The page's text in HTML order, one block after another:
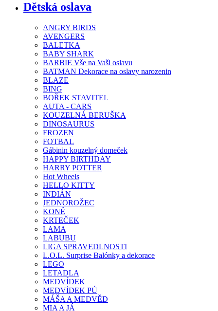
Dětská oslava
ANGRY BIRDS
AVENGERS
BALETKA
BABY SHARK
BARBIE Vše na Vaši oslavu
BATMAN Dekorace na oslavy narozenin
BLAZE
BING
BOŘEK STAVITEL
AUTA - CARS
KOUZELNÁ BERUŠKA
DINOSAURUS
FROZEN
FOTBAL
Gábinin kouzelný domeček
HAPPY BIRTHDAY
HARRY POTTER
Hot Wheels
HELLO KITTY
INDIÁN
JEDNOROŽEC
KONĚ
KRTEČEK
LAMA
LABUBU
LIGA SPRAVEDLNOSTI
L.O.L. Surprise Balónky a dekorace
LEGO
LETADLA
MEDVÍDEK
MEDVÍDEK PÚ
MÁŠA A MEDVĚD
MIA A JÁ